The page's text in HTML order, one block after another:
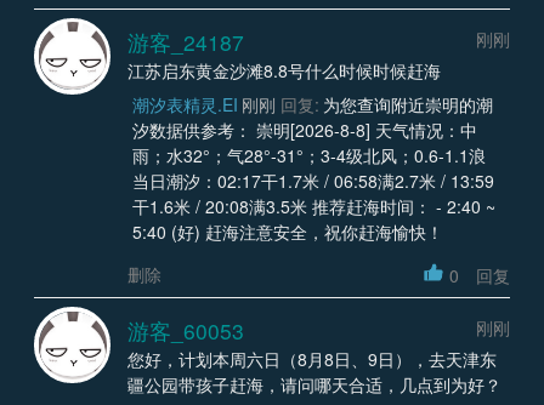
游客_24187
刚刚
江苏启东黄金沙滩8.8号什么时候时候赶海
潮汐表精灵.EI 刚刚 回复: 为您查询附近崇明的潮
汐数据供参考： 崇明[2026-8-8] 天气情况：中
雨；水32°；气28°-31°；3-4级北风；0.6-1.1浪
当日潮汐：02:17干1.7米 / 06:58满2.7米 / 13:59
干1.6米 / 20:08满3.5米 推荐赶海时间： - 2:40 ~
5:40 (好) 赶海注意安全，祝你赶海愉快！
删除
0 回复
游客_60053
刚刚
您好，计划本周六日（8月8日、9日），去天津东
疆公园带孩子赶海，请问哪天合适，几点到为好？